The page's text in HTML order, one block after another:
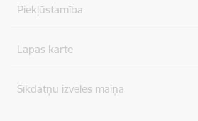
Piekļūstamība
Lapas karte
Sīkdatņu izvēles maiņa